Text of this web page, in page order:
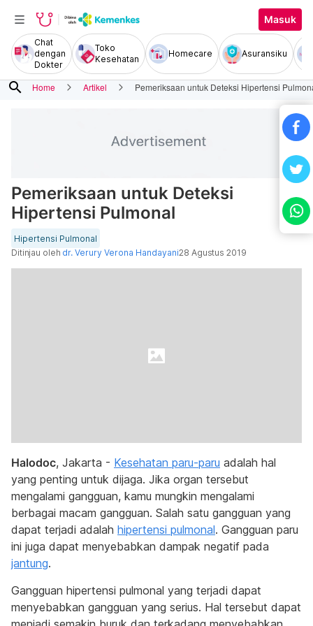
Masuk
Chat
dengan
Dokter
Toko
Kesehatan
Homecare Asuransiku
search Home Artikel Pemeriksaan untuk Deteksi Hipertensi
Pemeriksaan untuk Deteksi
Hipertensi Pulmonal
Hipertensi Pulmonal
Ditinjau oleh dr. Verury Verona Handayani28 Agustus 2019
Halodoc, Jakarta - Kesehatan paru-paru adalah hal
yang penting untuk dijaga. Jika organ tersebut
mengalami gangguan, kamu mungkin mengalami
berbagai macam gangguan. Salah satu gangguan yang
dapat terjadi adalah hipertensi pulmonal. Gangguan paru
ini juga dapat menyebabkan dampak negatif pada
jantung.
Gangguan hipertensi pulmonal yang terjadi dapat
menyebabkan gangguan yang serius. Hal tersebut dapat